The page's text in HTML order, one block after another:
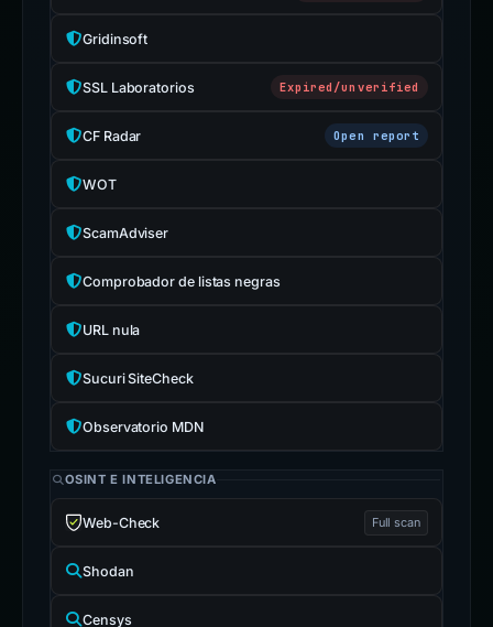
Gridinsoft
SSL Laboratorios Expired/unverified
CF Radar Open report
WOT
ScamAdviser
Comprobador de listas negras
URL nula
Sucuri SiteCheck
Observatorio MDN
OSINT E INTELIGENCIA
Web-Check Full scan
Shodan
Censys